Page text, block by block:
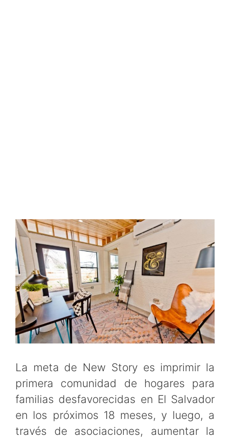
La meta de New Story es imprimir la
primera comunidad de hogares para
familias desfavorecidas en El Salvador
en los próximos 18 meses, y luego, a
través de asociaciones, aumentar la